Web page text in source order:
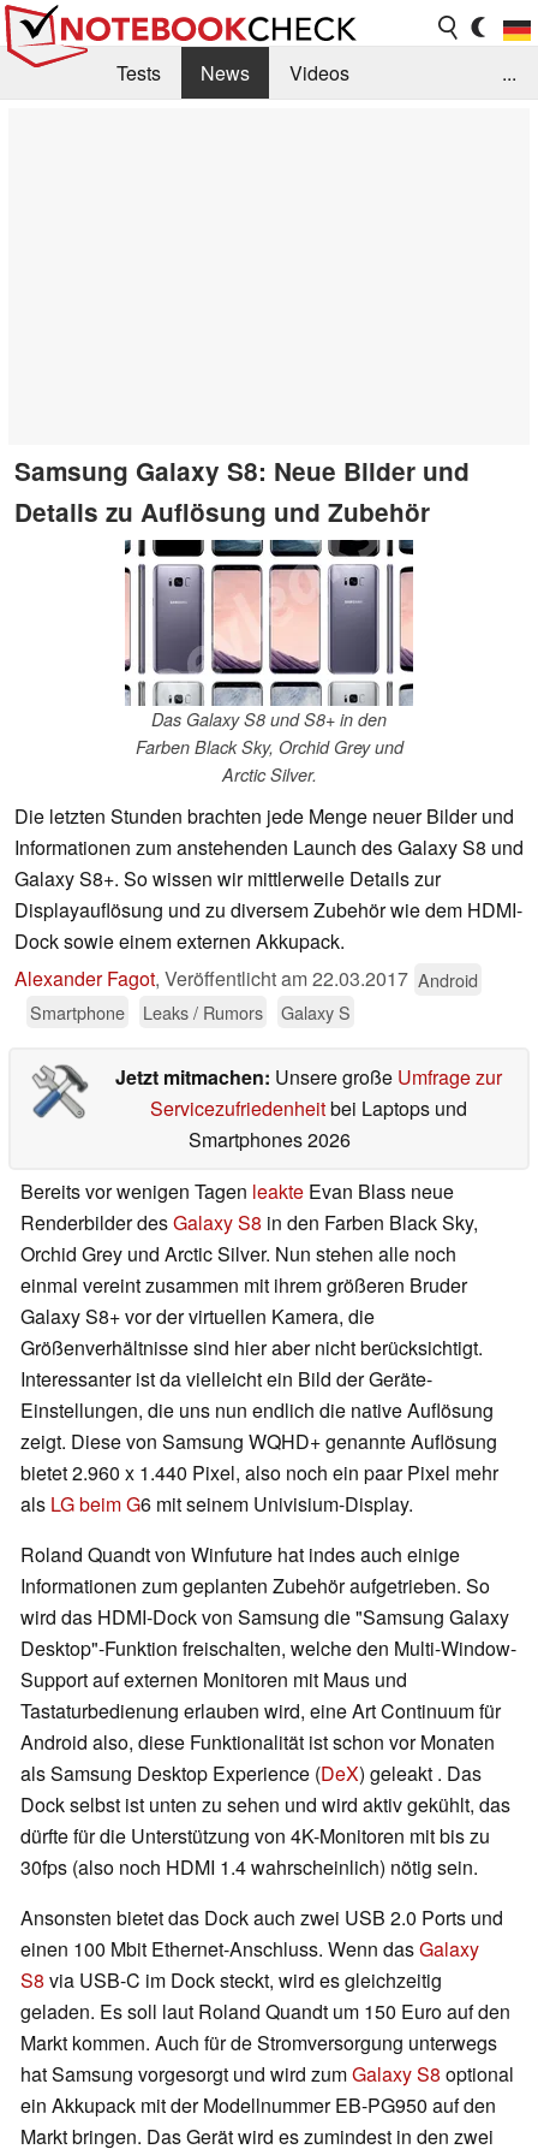
Tests News
Videos
...
Samsung Galaxy S8: Neue Bilder und
Details zu Auflösung und Zubehör
Das Galaxy S8 und S8+ in den
Farben Black Sky, Orchid Grey und
Arctic Silver.
Die letzten Stunden brachten jede Menge neuer Bilder und
Informationen zum anstehenden Launch des Galaxy S8 und
Galaxy S8+. So wissen wir mittlerweile Details zur
Displayauflösung und zu diversem Zubehör wie dem HDMI-
Dock sowie einem externen Akkupack.
Alexander Fagot, Veröffentlicht am22.03.2017 Android
Smartphone
Leaks / Rumors Galaxy S
Jetzt mitmachen: Unsere große Umfrage zur
Servicezufriedenheitbei Laptops und
Smartphones 2026
Bereits vor wenigen Tagen leakte Evan Blass neue
Renderbilder desGalaxy S8 in den Farben Black Sky,
Orchid Grey und Arctic Silver. Nun stehen alle noch
einmal vereint zusammen mit ihrem größeren Bruder
Galaxy S8+ vor der virtuellen Kamera, die
Größenverhältnisse sind hier aber nicht berücksichtigt.
Interessanter ist da vielleicht ein Bild der Geräte-
Einstellungen, die uns nun endlich die native Auflösung
zeigt. Diese von Samsung WQHD+ genannte Auflösung
bietet 2.960 x 1.440 Pixel, also noch ein paar Pixel mehr
als LG beim G6 mit seinem Univisium-Display.
Roland Quandt von Winfuture hat indes auch einige
Informationen zum geplanten Zubehör aufgetrieben. So
wird das HDMI-Dock von Samsung die "Samsung Galaxy
Desktop"-Funktion freischalten, welche den Multi-Window-
Support auf externen Monitoren mit Maus und
Tastaturbedienung erlauben wird, eine Art Continuum für
Android also, diese Funktionalität ist schon vor Monaten
als Samsung Desktop Experience (DeX) geleakt . Das
Dock selbst ist unten zu sehen und wird aktiv gekühlt, das
dürfte für die Unterstützung von 4K-Monitoren mit bis zu
30fps (also noch HDMI 1.4 wahrscheinlich) nötig sein.
Ansonsten bietet das Dock auch zwei USB 2.0 Ports und
einen 100 Mbit Ethernet-Anschluss. Wenn dasGalaxy
S8 via USB-C im Dock steckt, wird es gleichzeitig
geladen. Es soll laut Roland Quandt um 150 Euro auf den
Markt kommen. Auch für de Stromversorgung unterwegs
hat Samsung vorgesorgt und wird zumGalaxy S8 optional
ein Akkupack mit der Modellnummer EB-PG950 auf den
Markt bringen. Das Gerät wird es zumindest in den zwei